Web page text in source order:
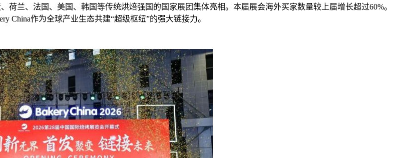
兰、法国、美国、韩国等传统烘焙强国的国家展团集体亮相。本届展会海外买家数量较上届增长超过60%。
China作为全球产业生态共建“超级枢纽”的强大链接力。